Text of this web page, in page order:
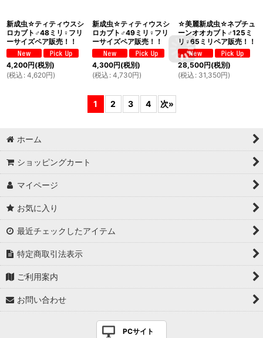
新成虫☆ティティウスシ
ロカブト♂48ミリ♀フリ
ーサイズペア販売！！
4,200円(税別)
(税込 : 4,620円)
新成虫☆ティティウスシ
ロカブト♂49ミリ♀フリ
ーサイズペア販売！！
4,300円(税別)
(税込 : 4,730円)
☆美麗新成虫☆ネプチュ
ーンオオカブト♂125ミ
リ♀65ミリペア販売！！
28,500円(税別)
(税込 : 31,350円)
1 2 3 4 次»
ホーム
ショッピングカート
マイページ
お気に入り
最近チェックしたアイテム
特定商取引法表示
ご利用案内
お問い合わせ
PCサイト